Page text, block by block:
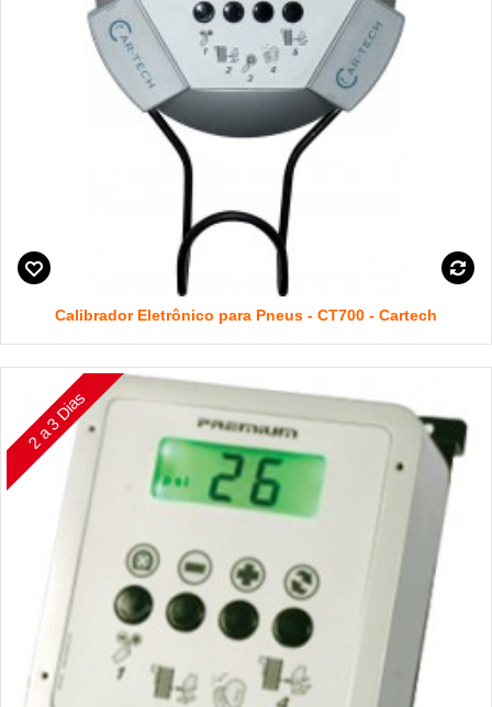
Calibrador Eletrônico para Pneus - CT700 - Cartech
2 a 3 Dias